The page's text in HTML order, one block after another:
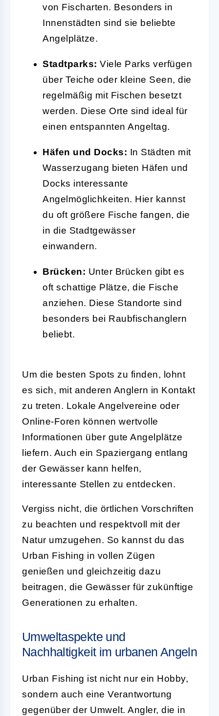
von Fischarten. Besonders in
Innenstädten sind sie beliebte
Angelplätze.
Stadtparks: Viele Parks verfügen
über Teiche oder kleine Seen, die
regelmäßig mit Fischen besetzt
werden. Diese Orte sind ideal für
einen entspannten Angeltag.
Häfen und Docks: In Städten mit
Wasserzugang bieten Häfen und
Docks interessante
Angelmöglichkeiten. Hier kannst
du oft größere Fische fangen, die
in die Stadtgewässer
einwandern.
Brücken: Unter Brücken gibt es
oft schattige Plätze, die Fische
anziehen. Diese Standorte sind
besonders bei Raubfischanglern
beliebt.
Um die besten Spots zu finden, lohnt
es sich, mit anderen Anglern in Kontakt
zu treten. Lokale Angelvereine oder
Online-Foren können wertvolle
Informationen über gute Angelplätze
liefern. Auch ein Spaziergang entlang
der Gewässer kann helfen,
interessante Stellen zu entdecken.
Vergiss nicht, die örtlichen Vorschriften
zu beachten und respektvoll mit der
Natur umzugehen. So kannst du das
Urban Fishing in vollen Zügen
genießen und gleichzeitig dazu
beitragen, die Gewässer für zukünftige
Generationen zu erhalten.
Umweltaspekte und
Nachhaltigkeit im urbanen Angeln
Urban Fishing ist nicht nur ein Hobby,
sondern auch eine Verantwortung
gegenüber der Umwelt. Angler, die in